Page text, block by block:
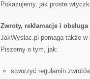
Pokazujemy, jak proste
Zwroty, reklamacje i
JakWyslac.pl pomaga także w
Piszemy o tym, jak:
stworzyć regulamin